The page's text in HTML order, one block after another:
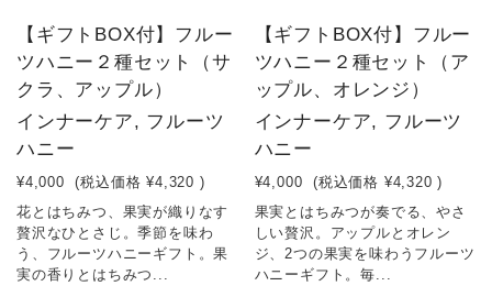
【ギフトBOX付】フルー
ツハニー２種セット（サ
クラ、アップル）
インナーケア, フルーツ
ハニー
¥4,000 (税込価格 ¥4,320 )
花とはちみつ、果実が織りなす
贅沢なひとさじ。季節を味わ
う、フルーツハニーギフト。果
実の香りとはちみつ...
【ギフトBOX付】フルー
ツハニー２種セット（ア
ップル、オレンジ）
インナーケア, フルーツ
ハニー
¥4,000 (税込価格 ¥4,320 )
果実とはちみつが奏でる、やさ
しい贅沢。アップルとオレン
ジ、2つの果実を味わうフルーツ
ハニーギフト。毎...